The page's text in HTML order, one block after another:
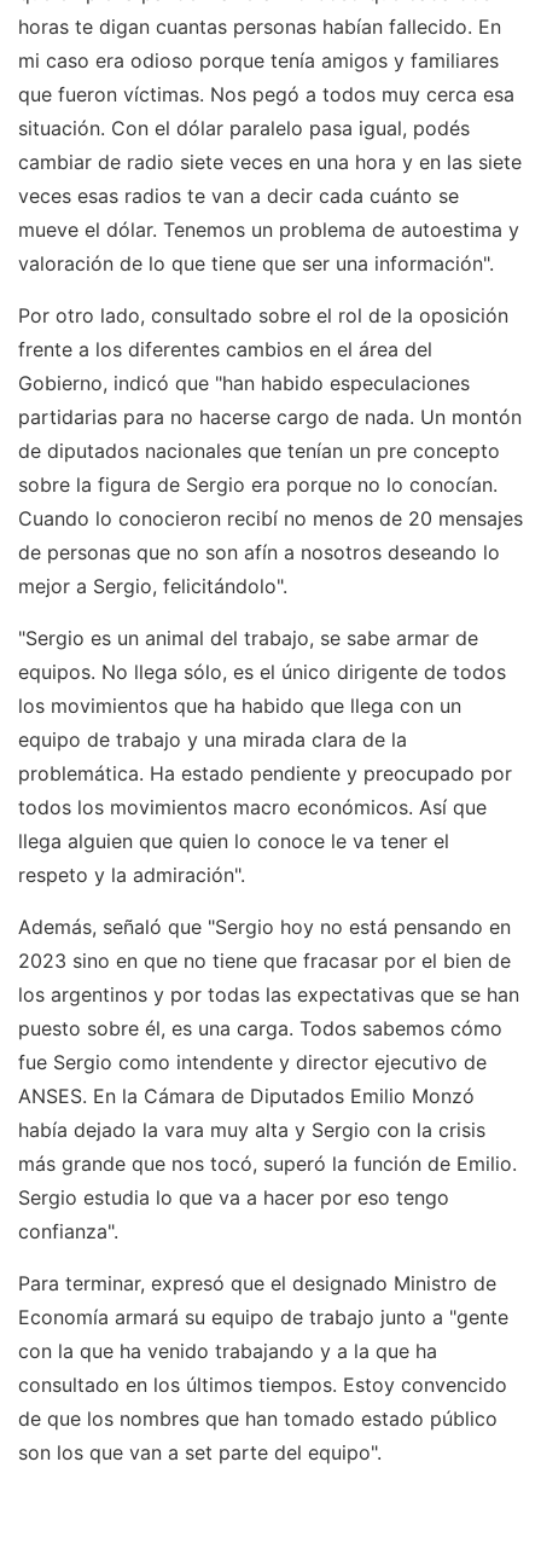
horas te digan cuantas personas habían fallecido. En
mi caso era odioso porque tenía amigos y familiares
que fueron víctimas. Nos pegó a todos muy cerca esa
situación. Con el dólar paralelo pasa igual, podés
cambiar de radio siete veces en una hora y en las siete
veces esas radios te van a decir cada cuánto se
mueve el dólar. Tenemos un problema de autoestima y
valoración de lo que tiene que ser una información".
Por otro lado, consultado sobre el rol de la oposición
frente a los diferentes cambios en el área del
Gobierno, indicó que "han habido especulaciones
partidarias para no hacerse cargo de nada. Un montón
de diputados nacionales que tenían un pre concepto
sobre la figura de Sergio era porque no lo conocían.
Cuando lo conocieron recibí no menos de 20 mensajes
de personas que no son afín a nosotros deseando lo
mejor a Sergio, felicitándolo".
"Sergio es un animal del trabajo, se sabe armar de
equipos. No llega sólo, es el único dirigente de todos
los movimientos que ha habido que llega con un
equipo de trabajo y una mirada clara de la
problemática. Ha estado pendiente y preocupado por
todos los movimientos macro económicos. Así que
llega alguien que quien lo conoce le va tener el
respeto y la admiración".
Además, señaló que "Sergio hoy no está pensando en
2023 sino en que no tiene que fracasar por el bien de
los argentinos y por todas las expectativas que se han
puesto sobre él, es una carga. Todos sabemos cómo
fue Sergio como intendente y director ejecutivo de
ANSES. En la Cámara de Diputados Emilio Monzó
había dejado la vara muy alta y Sergio con la crisis
más grande que nos tocó, superó la función de Emilio.
Sergio estudia lo que va a hacer por eso tengo
confianza".
Para terminar, expresó que el designado Ministro de
Economía armará su equipo de trabajo junto a "gente
con la que ha venido trabajando y a la que ha
consultado en los últimos tiempos. Estoy convencido
de que los nombres que han tomado estado público
son los que van a set parte del equipo".